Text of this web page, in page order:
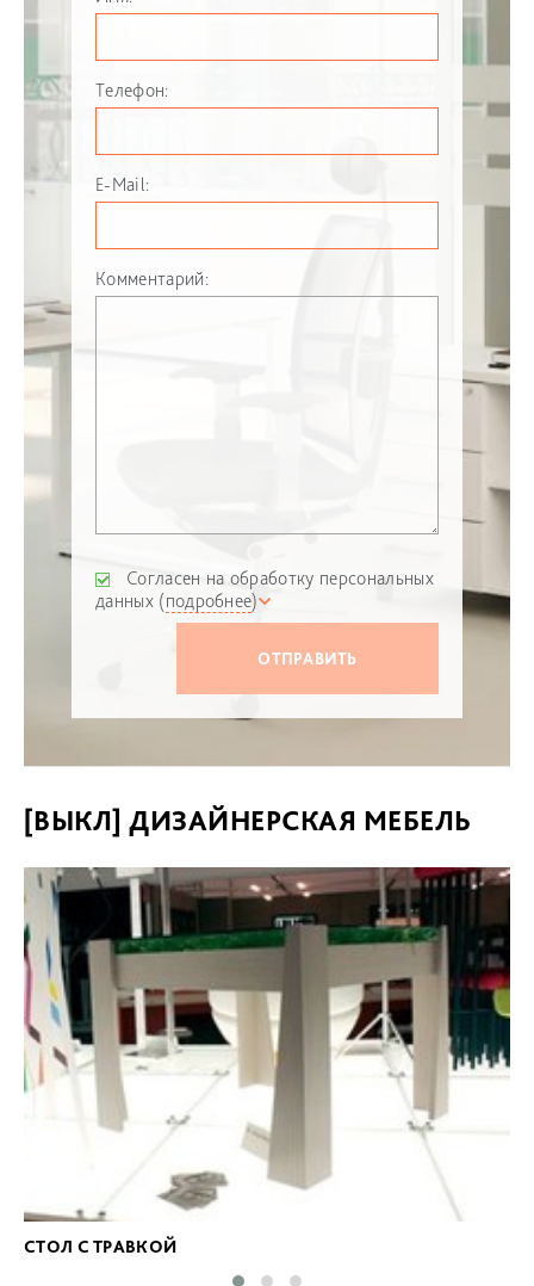
Телефон:
E-Mail:
Комментарий:
Согласен на обработку персональных
данных (подробнее)
[ВЫКЛ] ДИЗАЙНЕРСКАЯ МЕБЕЛЬ
СТОЛ С ТРАВКОЙ